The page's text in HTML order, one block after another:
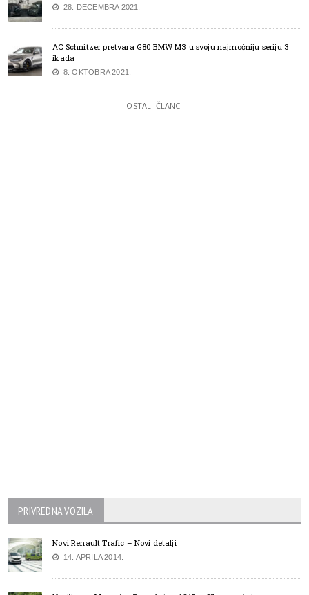
28. DECEMBRA 2021.
AC Schnitzer pretvara G80 BMW M3 u svoju najmoćniju seriju 3
ikada
8. OKTOBRA 2021.
OSTALI ČLANCI
PRIVREDNA VOZILA
Novi Renault Trafic – Novi detalji
14. APRILA 2014.